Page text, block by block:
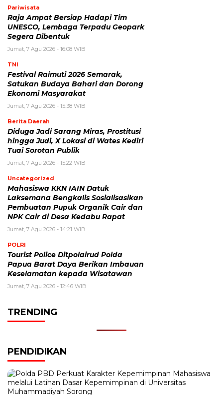
Pariwisata
Raja Ampat Bersiap Hadapi Tim
UNESCO, Lembaga Terpadu Geopark
Segera Dibentuk
Jumat, 7 Agu 2026 - 16:08 WIB
TNI
Festival Raimuti 2026 Semarak,
Satukan Budaya Bahari dan Dorong
Ekonomi Masyarakat
Jumat, 7 Agu 2026 - 15:38 WIB
Berita Daerah
Diduga Jadi Sarang Miras, Prostitusi
hingga Judi, X Lokasi di Wates Kediri
Tuai Sorotan Publik
Jumat, 7 Agu 2026 - 15:22 WIB
Uncategorized
Mahasiswa KKN IAIN Datuk
Laksemana Bengkalis Sosialisasikan
Pembuatan Pupuk Organik Cair dan
NPK Cair di Desa Kedabu Rapat
Jumat, 7 Agu 2026 - 14:21 WIB
POLRI
Tourist Police Ditpolairud Polda
Papua Barat Daya Berikan Imbauan
Keselamatan kepada Wisatawan
Jumat, 7 Agu 2026 - 12:46 WIB
TRENDING
PENDIDIKAN